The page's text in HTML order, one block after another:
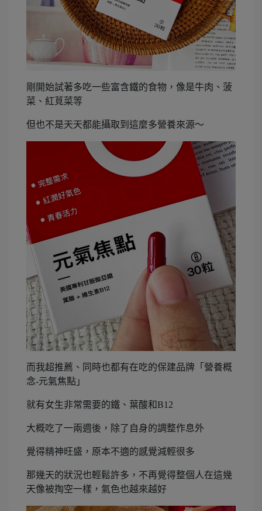
剛開始試著多吃一些富含鐵的食物，像是牛肉、菠
菜、紅莧菜等
但也不是天天都能攝取到這麼多營養來源～
而我超推薦、同時也都有在吃的保建品牌「營養概
念-元氣焦點」
就有女生非常需要的鐵、葉酸和B12
大概吃了一兩週後，除了自身的調整作息外
覺得精神旺盛，原本不適的感覺減輕很多
那幾天的狀況也輕鬆許多，不再覺得整個人在這幾
天像被掏空一樣，氣色也越來越好